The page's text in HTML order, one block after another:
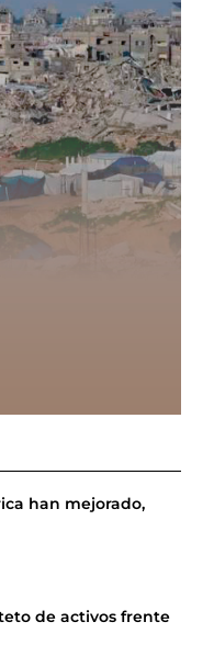
han mejorado,
de activos frente